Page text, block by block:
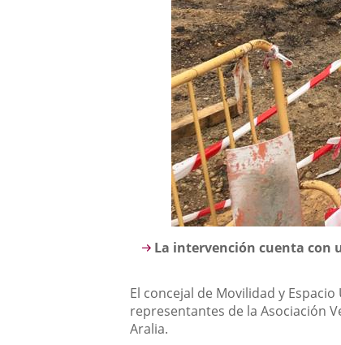
Descripción
La intervención cuenta con
El concejal de Movilidad y
representantes de la Asociación
Aralia.